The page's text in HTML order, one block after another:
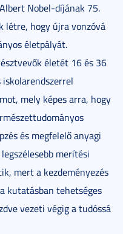
Nobel-díjának 75.
létre, hogy újra vonzóvá
életpályát.
életét 16 és 36
mely képes arra, hogy
és megfelelő anyagi
merítési
mert a kezdeményezés
kutatásban tehetséges
vezeti végig a tudóssá